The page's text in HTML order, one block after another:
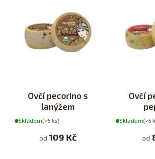
Najdrahšie
Abecedne
Ovčí pecorino s
lanýžem
Skladem(>5 ks)
od 109 Kč
Ovčí
Skladem(>5
od